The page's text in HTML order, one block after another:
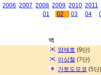
2006 2007 2008 2009 2010 2011
01
02 03 04
백
양재호 (9단)
이상철 (7단)
가토도모코 (5단)